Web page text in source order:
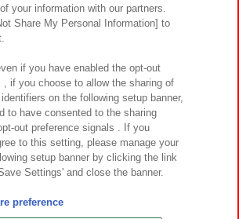
ー ウェブアクセシビリティ方針と検証結果
まとともに
ト対応方針 よくあるご質問・お問い合わせ
©Bandai Namco Amusement Inc.
Namco Amusement Lab Inc.
your information with our partners.
Share My Personal Information] to
if you have enabled the opt-out
, if you choose to allow the sharing of
on the following setup banner,
to have consented to the sharing
out preference signals . If you
to this setting, please manage your
setup banner by clicking the link
Settings' and close the banner.
preference